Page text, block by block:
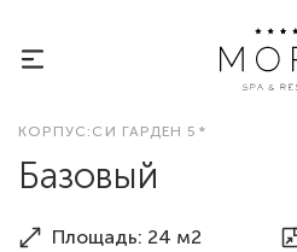
КОРПУС:СИ ГАРДЕН 5*
Базовый
Площадь: 24 м2